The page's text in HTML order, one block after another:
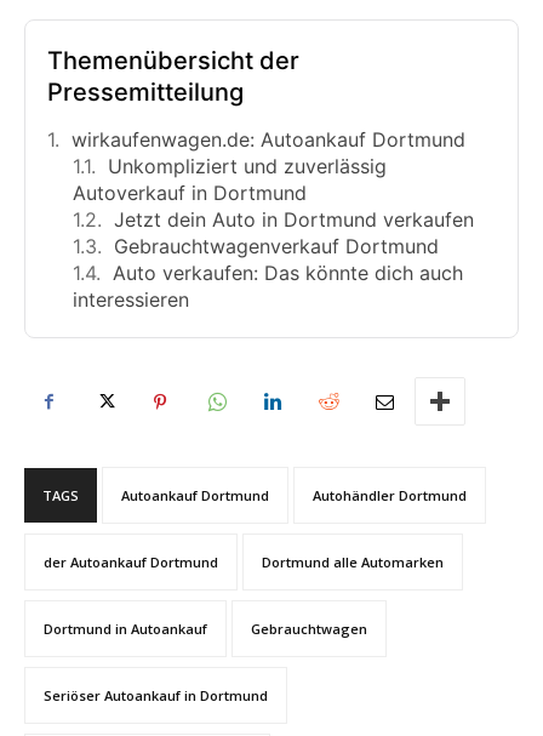
Themenübersicht der
Pressemitteilung
wirkaufenwagen.de: Autoankauf Dortmund
Unkompliziert und zuverlässig
Autoverkauf in Dortmund
Jetzt dein Auto in Dortmund verkaufen
Gebrauchtwagenverkauf Dortmund
Auto verkaufen: Das könnte dich auch
interessieren
TAGS Autoankauf Dortmund Autohändler Dortmund
der Autoankauf Dortmund Dortmund alle Automarken
Dortmund in Autoankauf Gebrauchtwagen
Seriöser Autoankauf in Dortmund